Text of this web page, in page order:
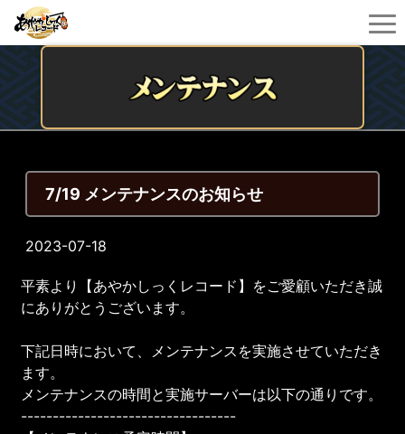
7/19 メンテナンスのお知らせ
2023-07-18
平素より【あやかしっくレコード】をご愛顧いただき誠
にありがとうございます。
下記日時において、メンテナンスを実施させていただき
ます。
メンテナンスの時間と実施サーバーは以下の通りです。
----------------------------------